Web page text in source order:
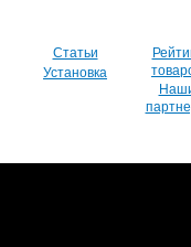
Статьи
Установка